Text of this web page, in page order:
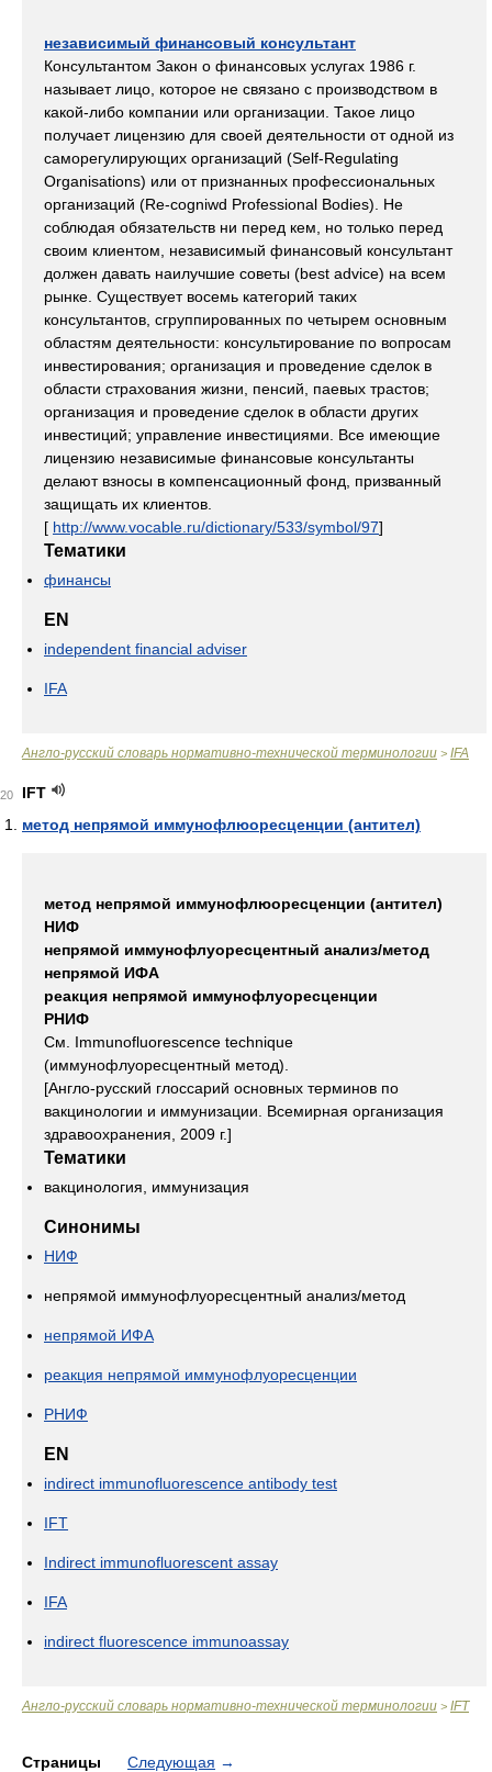
независимый финансовый консультант
Консультантом Закон о финансовых услугах 1986 г.
называет лицо, которое не связано с производством в
какой-либо компании или организации. Такое лицо
получает лицензию для своей деятельности от одной из
саморегулирующих организаций (Self-Regulating
Organisations) или от признанных профессиональных
организаций (Re-cogniwd Professional Bodies). He
соблюдая обязательств ни перед кем, но только перед
своим клиентом, независимый финансовый консультант
должен давать наилучшие советы (best advice) на всем
рынке. Существует восемь категорий таких
консультантов, сгруппированных по четырем основным
областям деятельности: консультирование по вопросам
инвестирования; организация и проведение сделок в
области страхования жизни, пенсий, паевых трастов;
организация и проведение сделок в области других
инвестиций; управление инвестициями. Все имеющие
лицензию независимые финансовые консультанты
делают взносы в компенсационный фонд, призванный
защищать их клиентов.
[ http://www.vocable.ru/dictionary/533/symbol/97]
Тематики
финансы
EN
independent financial adviser
IFA
Англо-русский словарь нормативно-технической терминологии > IFA
20
IFT
метод непрямой иммунофлюоресценции (антител)
метод непрямой иммунофлюоресценции (антител)
НИФ
непрямой иммунофлуоресцентный анализ/метод
непрямой ИФА
реакция непрямой иммунофлуоресценции
РНИФ
См. Immunofluorescence technique
(иммунофлуоресцентный метод).
[Англо-русский глоссарий основных терминов по
вакцинологии и иммунизации. Всемирная организация
здравоохранения, 2009 г.]
Тематики
вакцинология, иммунизация
Синонимы
НИФ
непрямой иммунофлуоресцентный анализ/метод
непрямой ИФА
реакция непрямой иммунофлуоресценции
РНИФ
EN
indirect immunofluorescence antibody test
IFT
Indirect immunofluorescent assay
IFA
indirect fluorescence immunoassay
Англо-русский словарь нормативно-технической терминологии > IFT
Страницы Следующая →